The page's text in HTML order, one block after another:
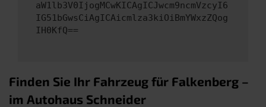
aW1lb3V0IjogMCwKICAgICJwcm9ncmVzcyI6
IG51bGwsCiAgICAicmlza3kiOiBmYWxzZQog
IH0KfQ==
Finden Sie Ihr Fahrzeug für Falkenberg –
im Autohaus Schneider